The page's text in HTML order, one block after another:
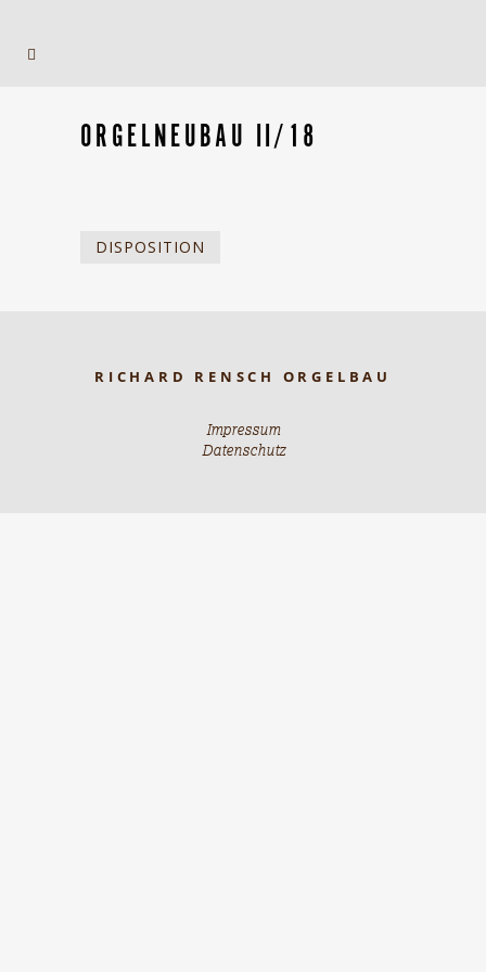
ORGELNEUBAU II/18
DISPOSITION
RICHARD RENSCH ORGELBAU
Impressum
Datenschutz